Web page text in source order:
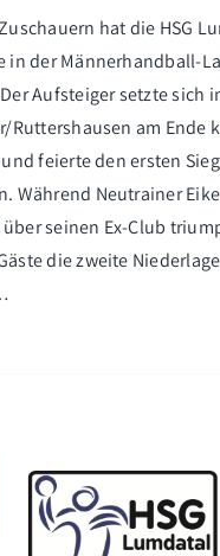
hat die HSG
in der Männerhandball-
Aufsteiger setzte sich
Ruttershausen am Ende
feierte den ersten
Während Neutrainer
seinen Ex-Club
die zweite